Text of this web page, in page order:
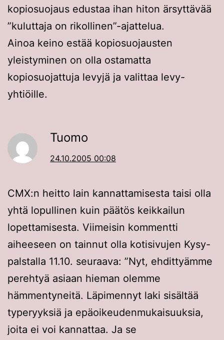
kopiosuojaus edustaa ihan hiton ärsyttävää
”kuluttaja on rikollinen”-ajattelua.
Ainoa keino estää kopiosuojausten
yleistyminen on olla ostamatta
kopiosuojattuja levyjä ja valittaa levy-
yhtiöille.
Tuomo
24.10.2005 00:08
CMX:n heitto lain kannattamisesta taisi olla
yhtä lopullinen kuin päätös keikkailun
lopettamisesta. Viimeisin kommentti
aiheeseen on tainnut olla kotisivujen Kysy-
palstalla 11.10. seuraava: ”Nyt, ehdittyämme
perehtyä asiaan hieman olemme
hämmentyneitä. Läpimennyt laki sisältää
typeryyksiä ja epäoikeudenmukaisuuksia,
joita ei voi kannattaa. Ja se